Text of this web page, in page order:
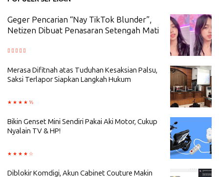
Geger Pencarian “Nay TikTok Blunder”,
Netizen Dibuat Penasaran Setengah Mati
Merasa Difitnah atas Tuduhan Kesaksian Palsu,
Saksi Terlapor Siapkan Langkah Hukum
Bikin Genset Mini Sendiri Pakai Aki Motor, Cukup
Nyalain TV & HP!
Diblokir Komdigi, Akun Cabinet Couture Makin